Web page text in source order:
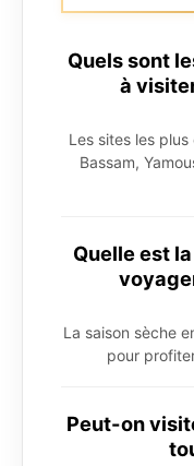
Quels sont
à
Les sites les
Bassam,
Quelle est
La saison sèche
pour
Peut-on